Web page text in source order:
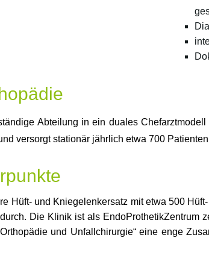
Abteilung in ein duales
versorgt stationär jährlich etwa 700
Hüft- und Kniegelenkersatz mit etwa 500
Die Klinik ist als EndoProthetikZentrum
und Unfallchirurgie“ eine enge